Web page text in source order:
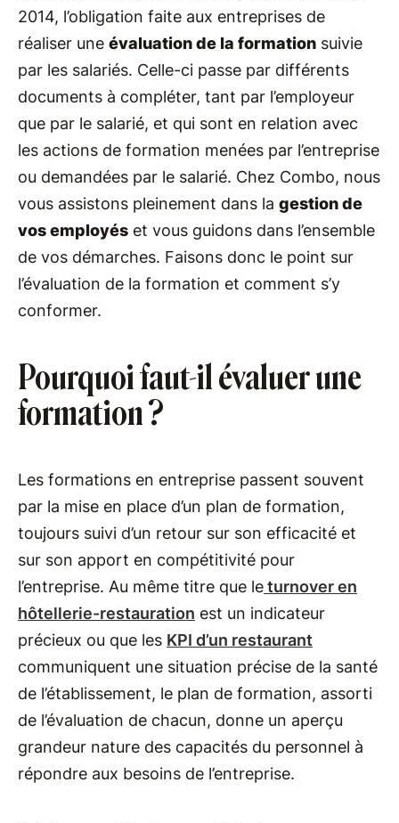
2014, l’obligation faite aux entreprises de
réaliser une évaluation de la formation suivie
par les salariés. Celle-ci passe par différents
documents à compléter, tant par l’employeur
que par le salarié, et qui sont en relation avec
les actions de formation menées par l’entreprise
ou demandées par le salarié. Chez Combo, nous
vous assistons pleinement dans la gestion de
vos employés et vous guidons dans l’ensemble
de vos démarches. Faisons donc le point sur
l’évaluation de la formation et comment s’y
conformer.
Pourquoi faut-il évaluer une
formation ?
Les formations en entreprise passent souvent
par la mise en place d’un plan de formation,
toujours suivi d’un retour sur son efficacité et
sur son apport en compétitivité pour
l’entreprise. Au même titre que leturnover en
hôtellerie-restauration est un indicateur
précieux ou que les KPI d’un restaurant
communiquent une situation précise de la santé
de l’établissement, le plan de formation, assorti
de l’évaluation de chacun, donne un aperçu
grandeur nature des capacités du personnel à
répondre aux besoins de l’entreprise.